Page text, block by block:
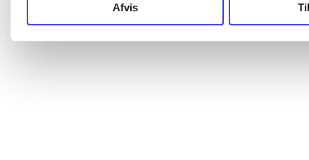
Afvis